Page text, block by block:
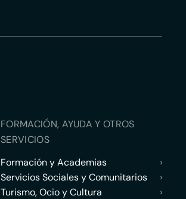
FORMACIÓN, AYUDA Y OTROS
SERVICIOS
Formación y Academias
›
Servicios Sociales y Comunitarios
›
Turismo, Ocio y Cultura
›